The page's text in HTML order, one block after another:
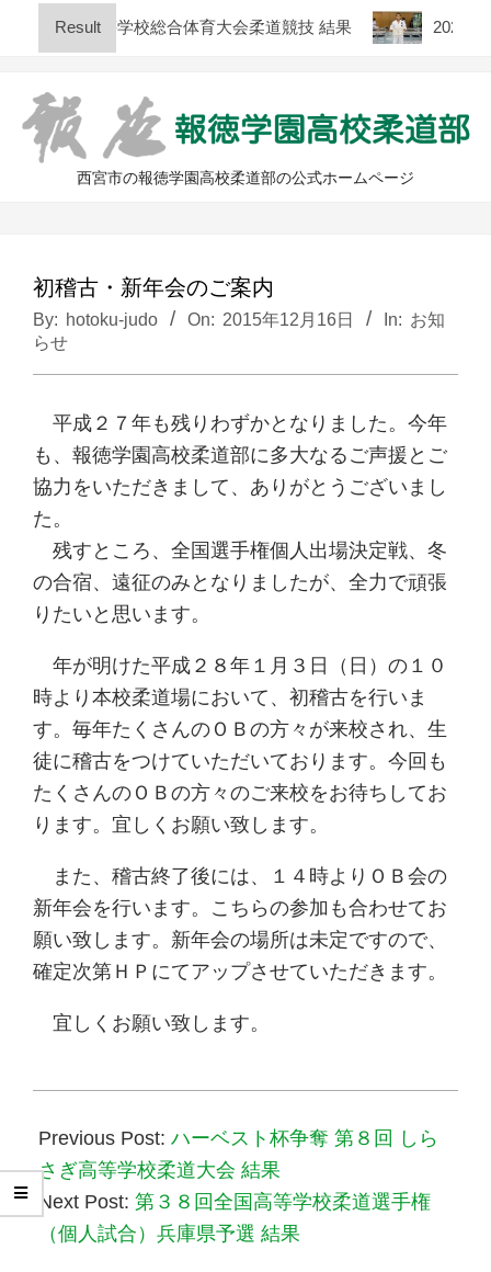
Result
庫県高等学校総合体育大会柔道競技 結果 2026年度
西宮市の報徳学園高校柔道部の公式ホームページ
Menu初稽古・新年会のご案内
By: hotoku-judo On: 2015年12月16日 In: お知
らせ
平成２７年も残りわずかとなりました。今年
も、報徳学園高校柔道部に多大なるご声援とご
協力をいただきまして、ありがとうございまし
た。
残すところ、全国選手権個人出場決定戦、冬
の合宿、遠征のみとなりましたが、全力で頑張
りたいと思います。
年が明けた平成２８年１月３日（日）の１０
時より本校柔道場において、初稽古を行いま
す。毎年たくさんのＯＢの方々が来校され、生
徒に稽古をつけていただいております。今回も
たくさんのＯＢの方々のご来校をお待ちしてお
ります。宜しくお願い致します。
また、稽古終了後には、１４時よりＯＢ会の
新年会を行います。こちらの参加も合わせてお
願い致します。新年会の場所は未定ですので、
確定次第ＨＰにてアップさせていただきます。
宜しくお願い致します。
12-
16
Previous Post: ハーベスト杯争奪 第８回 しら
さぎ高等学校柔道大会 結果
Next Post: 第３８回全国高等学校柔道選手権
（個人試合）兵庫県予選 結果